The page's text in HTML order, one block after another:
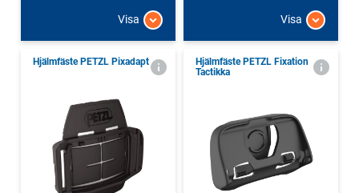
Visa Visa
Hjälmfäste PETZL Pixadapt
Hjälmfäste PETZL Fixation
Tactikka